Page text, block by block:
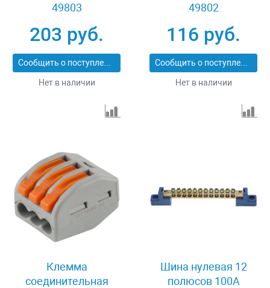
49803
203 руб.
Сообщить о поступлении
Нет в наличии
49802
116 руб.
Сообщить о поступлении
Нет в наличии
Клемма
соединительная
Шина нулевая 12
полюсов 100А